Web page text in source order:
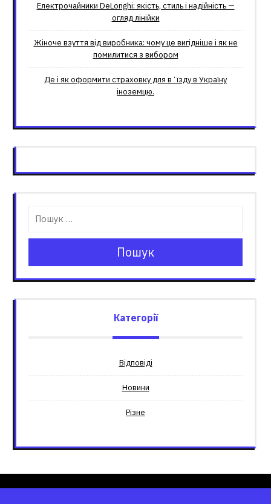
Електрочайники DeLonghi: якість, стиль і надійність —
огляд лінійки
Жіноче взуття від виробника: чому це вигідніше і як не
помилитися з вибором
Де і як оформити страховку для вʼїзду в Україну
іноземцю.
Пошук
Категорії
Відповіді
Новини
Різне